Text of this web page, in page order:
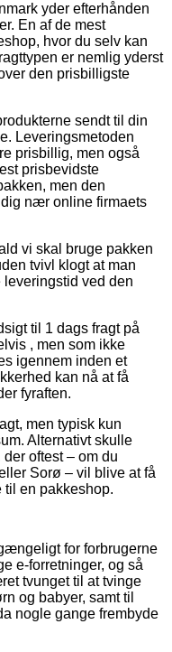
yder efterhånden
En af de mest
hvor du selv kan
er nemlig yderst
den prisbilligste
sendt til din
Leveringsmetoden
prisbillig, men også
prisbevidste
men den
nær online firmaets
vi skal bruge pakken
tvivl klogt at man
ved den
til 1 dags fragt på
, men som ikke
igennem inden et
kan nå at få
fyraften.
men typisk kun
Alternativt skulle
oftest – om du
Sorø – vil blive at få
til en pakkeshop.
for forbrugerne
e-forretninger, og så
tvunget til at tvinge
og babyer, samt til
nogle gange frembyde